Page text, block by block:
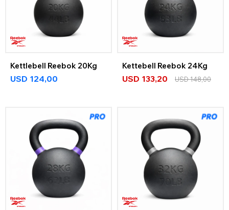
Kettlebell Reebok 20Kg
USD 124,00
Kettebell Reebok 24Kg
USD 133,20 USD148,00